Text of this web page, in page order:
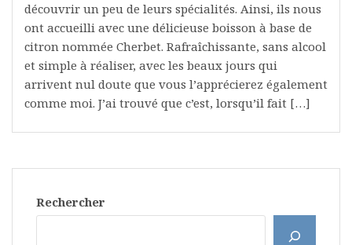
découvrir un peu de leurs spécialités. Ainsi, ils nous
ont accueilli avec une délicieuse boisson à base de
citron nommée Cherbet. Rafraîchissante, sans alcool
et simple à réaliser, avec les beaux jours qui
arrivent nul doute que vous l’apprécierez également
comme moi. J’ai trouvé que c’est, lorsqu’il fait […]
Rechercher